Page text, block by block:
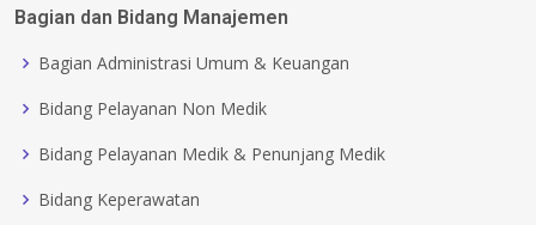
Bagian dan Bidang Manajemen
Bagian Administrasi Umum & Keuangan
Bidang Pelayanan Non Medik
Bidang Pelayanan Medik & Penunjang Medik
Bidang Keperawatan